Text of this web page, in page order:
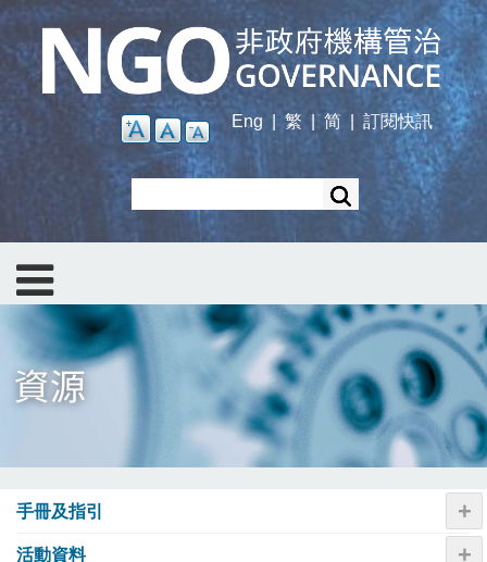
Skip
main
content
Eng
繁 | 简 訂閱快訊
手冊及指引 +
活動資料 +